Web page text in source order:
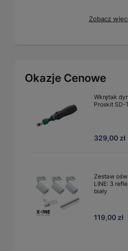
Zobacz
Okazje Cenowe
Wkrętak
Proskit SD-
329,00 zł
Zestaw
LINE: 3
biały
119,00 zł